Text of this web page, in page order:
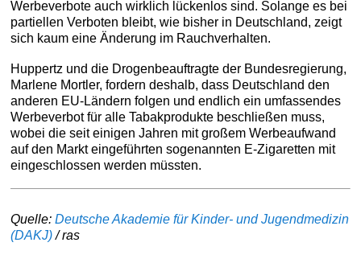
Werbeverbote auch wirklich lückenlos sind. Solange es bei
partiellen Verboten bleibt, wie bisher in Deutschland, zeigt
sich kaum eine Änderung im Rauchverhalten.
Huppertz und die Drogenbeauftragte der Bundesregierung,
Marlene Mortler, fordern deshalb, dass Deutschland den
anderen EU-Ländern folgen und endlich ein umfassendes
Werbeverbot für alle Tabakprodukte beschließen muss,
wobei die seit einigen Jahren mit großem Werbeaufwand
auf den Markt eingeführten sogenannten E-Zigaretten mit
eingeschlossen werden müssten.
Quelle:Deutsche Akademie für Kinder- und Jugendmedizin
(DAKJ)/ ras